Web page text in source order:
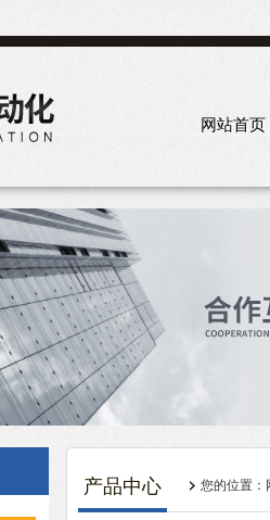
网站首页
产品中心 您的位置：